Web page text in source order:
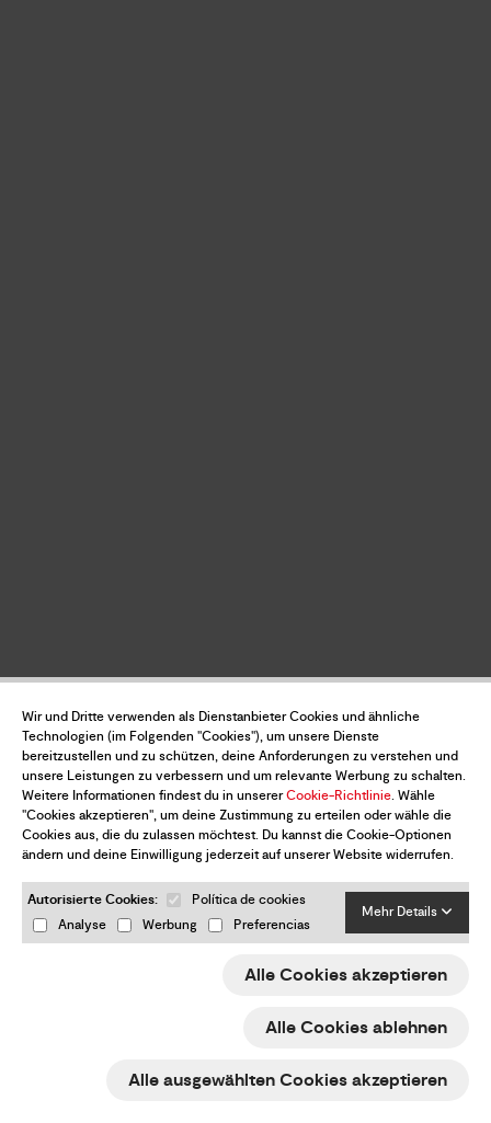
Wir und Dritte verwenden als Dienstanbieter Cookies und ähnliche
Technologien (im Folgenden "Cookies"), um unsere Dienste
bereitzustellen und zu schützen, deine Anforderungen zu verstehen und
unsere Leistungen zu verbessern und um relevante Werbung zu schalten.
Weitere Informationen findest du in unsererCookie-Richtlinie. Wähle
"Cookies akzeptieren", um deine Zustimmung zu erteilen oder wähle die
Cookies aus, die du zulassen möchtest. Du kannst die Cookie-Optionen
ändern und deine Einwilligung jederzeit auf unserer Website widerrufen.
Autorisierte Cookies:
Política de cookies
Analyse
Werbung Preferencias
Mehr Details
Alle Cookies akzeptieren
Alle Cookies ablehnen
Alle ausgewählten Cookies akzeptieren